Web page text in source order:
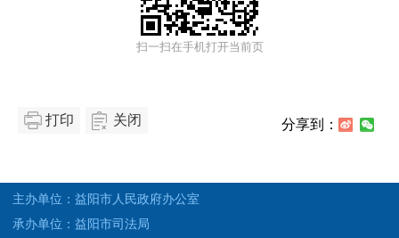
扫一扫在手机打开当前页
打印 关闭 分享到：
主办单位：益阳市人民政府办公室
承办单位：益阳市司法局